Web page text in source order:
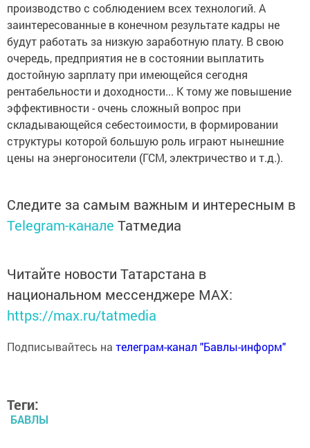
производство с соблюдением всех технологий. А
заинтересованные в конечном результате кадры не
будут работать за низкую заработную плату. В свою
очередь, предприятия не в состоянии выплатить
достойную зарплату при имеющейся сегодня
рентабельности и доходности... К тому же повышение
эффективности - очень сложный вопрос при
складывающейся себестоимости, в формировании
структуры которой большую роль играют нынешние
цены на энергоносители (ГСМ, электричество и т.д.).
Следите за самым важным и интересным в
Telegram-канале Татмедиа
Читайте новости Татарстана в
национальном мессенджере MАХ:
https://max.ru/tatmedia
Подписывайтесь на телеграм-канал "Бавлы-информ"
Теги:
БАВЛЫ